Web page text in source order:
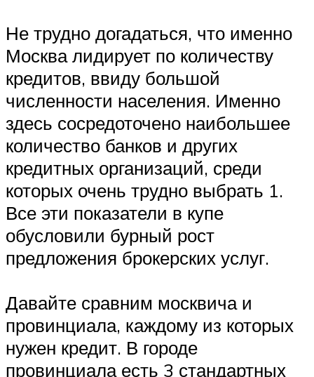
Не трудно догадаться, что именно
Москва лидирует по количеству
кредитов, ввиду большой
численности населения. Именно
здесь сосредоточено наибольшее
количество банков и других
кредитных организаций, среди
которых очень трудно выбрать 1.
Все эти показатели в купе
обусловили бурный рост
предложения брокерских услуг.
Давайте сравним москвича и
провинциала, каждому из которых
нужен кредит. В городе
провинциала есть 3 стандартных